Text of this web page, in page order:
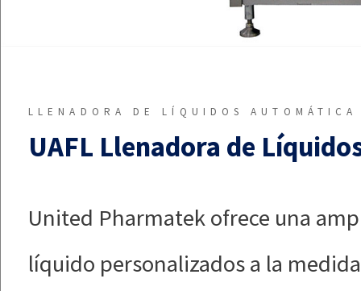
ARRENDAMIENTO
CONTACTO
LLENADORA DE LÍQUIDOS AUTOMÁTICA
UAFL Llenadora de
United Pharmatek ofrece una
líquido personalizados a la